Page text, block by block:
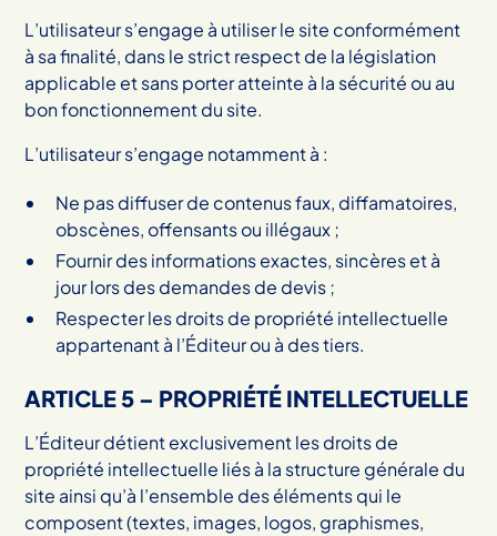
L’utilisateur s’engage à utiliser le site conformément
à sa finalité, dans le strict respect de la législation
applicable et sans porter atteinte à la sécurité ou au
bon fonctionnement du site.
L’utilisateur s’engage notamment à :
Ne pas diffuser de contenus faux, diffamatoires,
obscènes, offensants ou illégaux ;
Fournir des informations exactes, sincères et à
jour lors des demandes de devis ;
Respecter les droits de propriété intellectuelle
appartenant à l’Éditeur ou à des tiers.
ARTICLE 5 – PROPRIÉTÉ INTELLECTUELLE
L’Éditeur détient exclusivement les droits de
propriété intellectuelle liés à la structure générale du
site ainsi qu’à l’ensemble des éléments qui le
composent (textes, images, logos, graphismes,